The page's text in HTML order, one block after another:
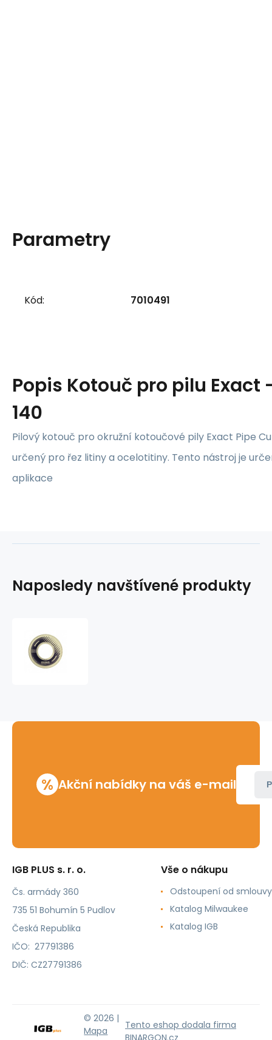
Parametry
Kód: 7010491
Popis Kotouč pro pilu Exact
140
Pilový kotouč pro okružní kotoučové pily Exact Pipe
určený pro řez litiny a ocelotitiny. Tento nástroj je
aplikace
Naposledy navštívené produkty
% Akční nabídky na váš e-mail
IGB PLUS s. r. o.
Čs. armády 360
735 51 Bohumín 5 Pudlov
Česká Republika
IČO: 27791386
DIČ: CZ27791386
Vše o nákupu
Odstoupení od smlouvy
Katalog Milwaukee
Katalog IGB
© 2026 |
Mapa
Tento eshop dodala firma
BINARGON.cz